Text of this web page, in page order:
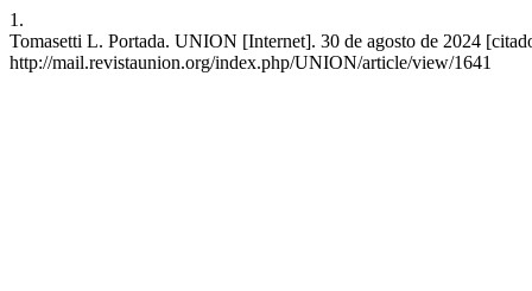
1.
Tomasetti L. Portada. UNION [Internet]. 30 de agosto de 2024
http://mail.revistaunion.org/index.php/UNION/article/view/1641